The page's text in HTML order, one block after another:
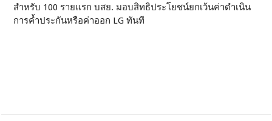
สำหรับ 100 รายแรก บสย. มอบสิทธิประโยชน์ยกเว้นค่าดำเนิน
การค้ำประกันหรือค่าออก LG ทันที